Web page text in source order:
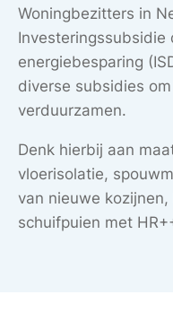
Woningbezitters in
Investeringssubsidie
energiebesparing
diverse subsidies
verduurzamen.
Denk hierbij aan
vloerisolatie,
van nieuwe
schuifpuien met